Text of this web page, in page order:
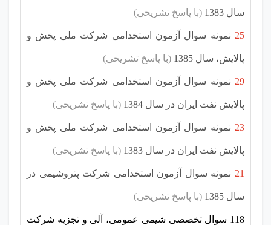
سال 1383 (با پاسخ تشریحی)
25 نمونه سوال آزمون استخدامی شرکت ملی پخش و
پالایش، سال 1385 (با پاسخ تشریحی)
29 نمونه سوال آزمون استخدامی شرکت ملی پخش و
پالایش نفت ایران در سال 1384 (با پاسخ تشریحی)
23 نمونه سوال آزمون استخدامی شرکت ملی پخش و
پالایش نفت ایران در سال 1383 (با پاسخ تشریحی)
21 نمونه سوال آزمون استخدامی شرکت پتروشیمی در
سال 1385 (با پاسخ تشریحی)
118 سوال تخصصی شیمی عمومی، آلی و تجزیه شرکت